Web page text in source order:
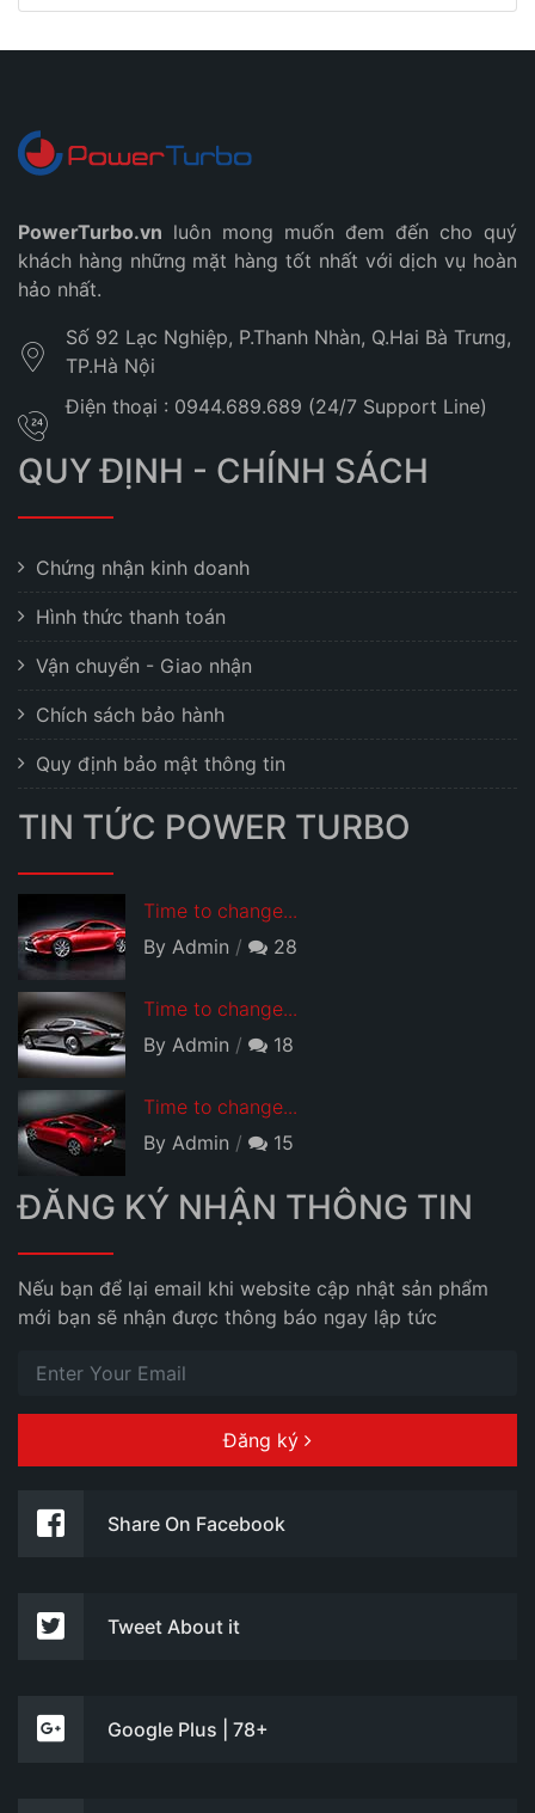
PowerTurbo.vn luôn mong muốn đem đến cho quý
khách hàng những mặt hàng tốt nhất với dịch vụ hoàn
hảo nhất.
Số 92 Lạc Nghiệp, P.Thanh Nhàn, Q.Hai Bà Trưng,
TP.Hà Nội
Điện thoại : 0944.689.689 (24/7 Support Line)
QUY ĐỊNH - CHÍNH SÁCH
Chứng nhận kinh doanh
Hình thức thanh toán
Vận chuyển - Giao nhận
Chích sách bảo hành
Quy định bảo mật thông tin
TIN TỨC POWER TURBO
Time to change...
By Admin
28
Time to change...
By Admin
18
Time to change...
By Admin
15
ĐĂNG KÝ NHẬN THÔNG TIN
Nếu bạn để lại email khi website cập nhật sản phẩm
mới bạn sẽ nhận được thông báo ngay lập tức
Đăng ký
Share On Facebook
Tweet About it
Google Plus | 78+